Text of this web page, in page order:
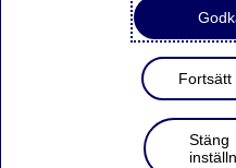
Fortsätt
Stäng